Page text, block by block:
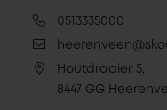
0513335000
Houtdraaier 5,
8447 GG